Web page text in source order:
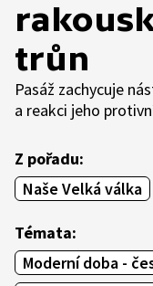
trůn
Pasáž zachycuje
a reakci jeho
Z pořadu:
Naše Velká válka
Témata:
Moderní doba -